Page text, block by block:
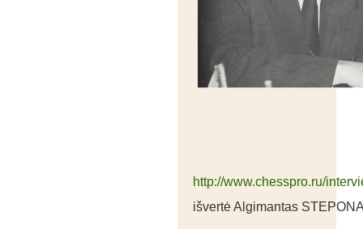
http://www.chesspro.ru/
išvertė Algimantas